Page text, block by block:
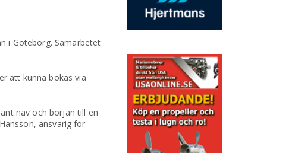
i Göteborg. Samarbetet
att kunna bokas via
nav och början till en
ansvarig för